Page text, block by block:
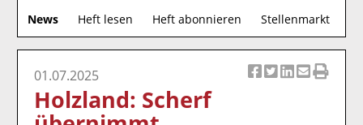
News Heft lesen Heft abonnieren Stellenmarkt
u
c
01.07.2025
Holzland: Scherf